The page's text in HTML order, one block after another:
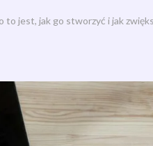
to jest, jak go stworzyć i jak